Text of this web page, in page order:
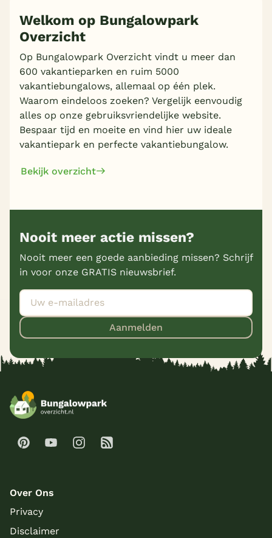
Welkom op Bungalowpark
Overzicht
Op Bungalowpark Overzicht vindt u meer dan
600 vakantieparken en ruim 5000
vakantiebungalows, allemaal op één plek.
Waarom eindeloos zoeken? Vergelijk eenvoudig
alles op onze gebruiksvriendelijke website.
Bespaar tijd en moeite en vind hier uw ideale
vakantiepark en perfecte vakantiebungalow.
Bekijk overzicht
Nooit meer actie missen?
Nooit meer een goede aanbieding missen? Schrijf
in voor onze GRATIS nieuwsbrief.
Aanmelden
Over Ons
Privacy
Disclaimer